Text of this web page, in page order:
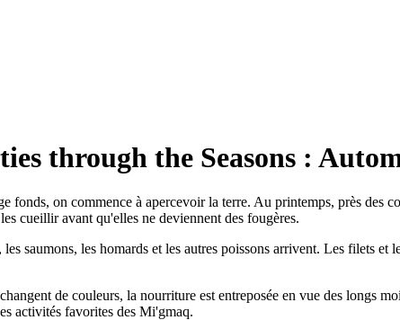
through the Seasons :
fonds, on commence à apercevoir la terre. Au printemps, près des
cueillir avant qu'elles ne deviennent des fougères.
saumons, les homards et les autres poissons arrivent. Les filets
de couleurs, la nourriture est entreposée en vue des longs
activités favorites des Mi'gmaq.